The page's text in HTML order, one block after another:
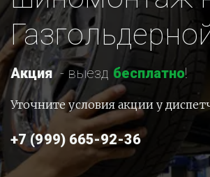
Акция - выезд бесплатно!
Уточните условия акции у
+7 (999) 665-92-36